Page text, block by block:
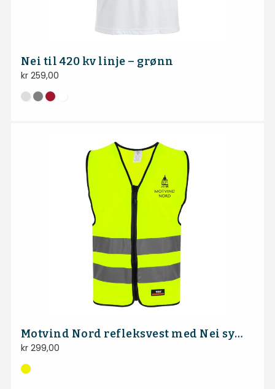
Nei til 420 kv linje – grønn
kr259,00
Motvind Nord refleksvest med Nei symbol på ryggen
kr299,00